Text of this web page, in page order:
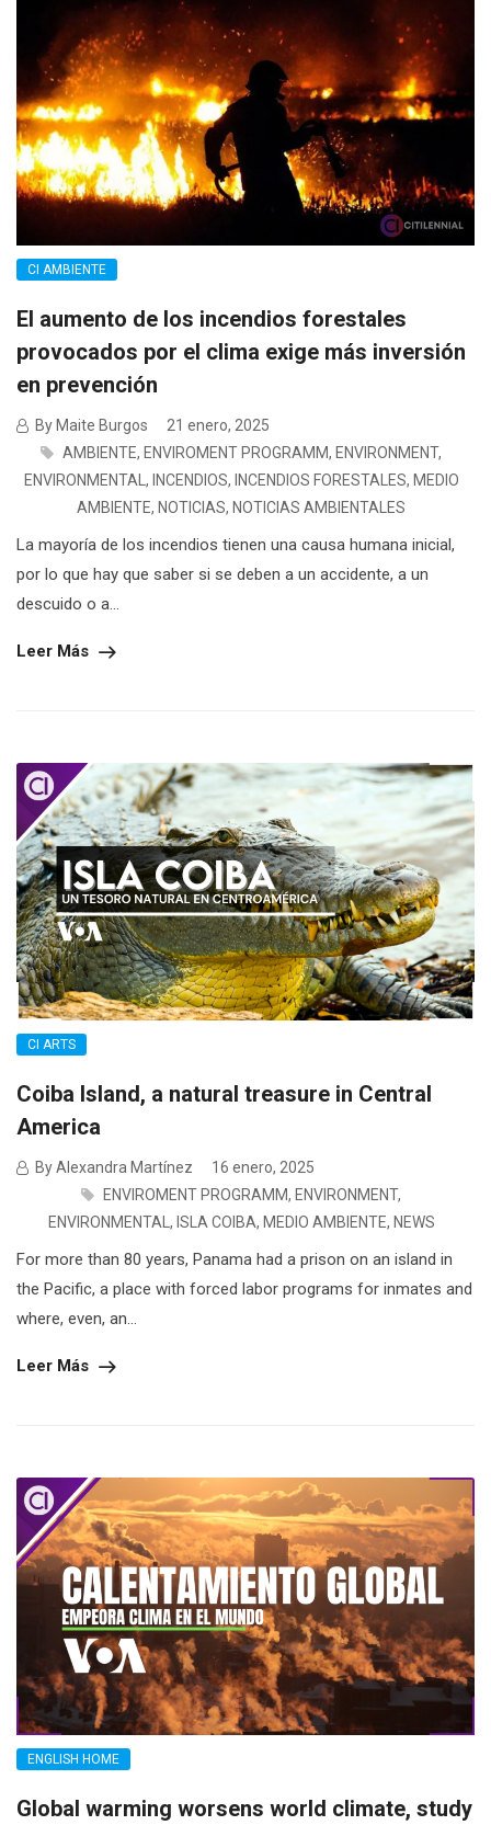
CI AMBIENTE
El aumento de los incendios forestales
provocados por el clima exige más inversión
en prevención
By Maite Burgos
21 enero, 2025
AMBIENTE, ENVIROMENT PROGRAMM, ENVIRONMENT,
ENVIRONMENTAL , INCENDIOS, INCENDIOS FORESTALES, MEDIO
AMBIENTE, NOTICIAS, NOTICIAS AMBIENTALES
La mayoría de los incendios tienen una causa humana inicial,
por lo que hay que saber si se deben a un accidente, a un
descuido o a...
Leer Más
CI ARTS
Coiba Island, a natural treasure in Central
America
By Alexandra Martínez
16 enero, 2025
ENVIROMENT PROGRAMM, ENVIRONMENT,
ENVIRONMENTAL , ISLA COIBA, MEDIO AMBIENTE, NEWS
For more than 80 years, Panama had a prison on an island in
the Pacific, a place with forced labor programs for inmates and
where, even, an...
Leer Más
ENGLISH HOME
Global warming worsens world climate, study